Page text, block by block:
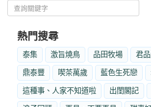
熱門搜尋
泰集 激旨燒鳥 品田牧場 君
鼎泰豐 喫茶萬歲 藍色生死戀
這種事、人家不知道啦 出閨閣記